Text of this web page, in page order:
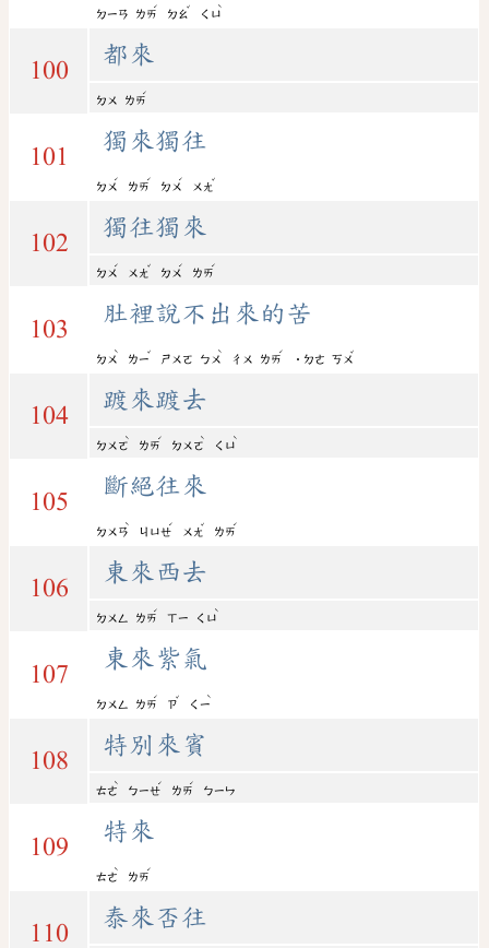
ㄉㄧㄢ ㄌㄞ
ˊ
ㄉㄠ
ˇ
ㄑㄩ
ˋ
100
都來
ㄉㄨ ㄌㄞ
ˊ
101
獨來獨往
ㄉㄨ
ˊ
ㄌㄞ
ˊ
ㄉㄨ
ˊ
ㄨㄤ
ˇ
102
獨往獨來
ㄉㄨ
ˊ
ㄨㄤ
ˇ
ㄉㄨ
ˊ
ㄌㄞ
ˊ
103
肚裡說不出來的苦
ㄉㄨ
ˋ
ㄌㄧ
ˇ
ㄕㄨㄛ ㄅㄨ
ˋ
ㄔㄨ ㄌㄞ
ˊ
˙ㄉㄜ ㄎㄨ
ˇ
104
踱來踱去
ㄉㄨㄛ
ˋ
ㄌㄞ
ˊ
ㄉㄨㄛ
ˋ
ㄑㄩ
ˋ
105
斷絕往來
ㄉㄨㄢ
ˋ
ㄐㄩㄝ
ˊ
ㄨㄤ
ˇ
ㄌㄞ
ˊ
106
東來西去
ㄉㄨㄥ ㄌㄞ
ˊ
ㄒㄧ ㄑㄩ
ˋ
107
東來紫氣
ㄉㄨㄥ ㄌㄞ
ˊ
ㄗ
ˇ
ㄑㄧ
ˋ
108
特別來賓
ㄊㄜ
ˋ
ㄅㄧㄝ
ˊ
ㄌㄞ
ˊ
ㄅㄧㄣ
109
特來
ㄊㄜ
ˋ
ㄌㄞ
ˊ
110
泰來否往